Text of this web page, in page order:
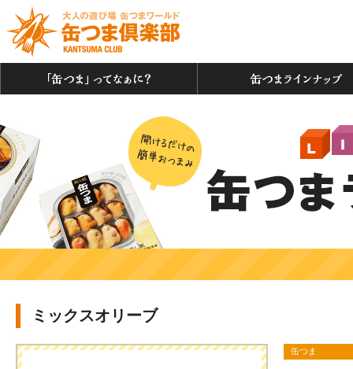
「缶つま」ってなぁに？
ミックスオリーブ
缶つま